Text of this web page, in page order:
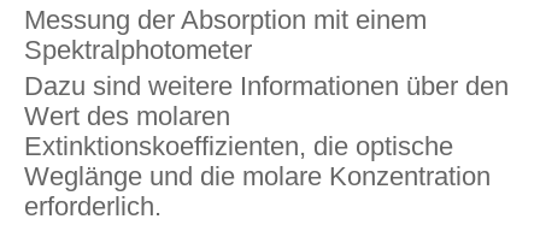
Messung der Absorption mit einem
Spektralphotometer
Dazu sind weitere Informationen über den
Wert des molaren
Extinktionskoeffizienten, die optische
Weglänge und die molare Konzentration
erforderlich.